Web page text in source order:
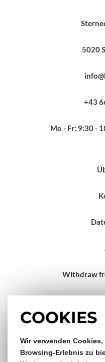
COOKIES
Wir verwenden
Browsing-Erlebnis zu
5020
+43
Mo - Fr: 9:30 -
Withdraw
Gratis